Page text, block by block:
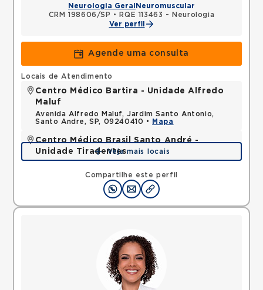
Neurologia Geral Neuromuscular
CRM 198606/SP •
RQE 113463 - Neurologia
Ver perfil
Agende uma consulta
Compartilhe este perfil
Locais de Atendimento
Centro Médico Bartira - Unidade Alfredo
Maluf
Avenida Alfredo Maluf, Jardim Santo Antonio,
Santo Andre, SP, 09240410 •
Mapa
Centro Médico Brasil Santo André -
Unidade Tiradentes
Rua Tiradentes, Vila Dora, Santo Andre, SP,
09030560 •Mapa
Veja mais locais